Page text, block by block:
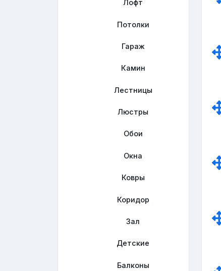
Лофт
Потолки
Гараж
Камин
Лестницы
Люстры
Обои
Окна
Ковры
Коридор
Зал
Детские
Балконы